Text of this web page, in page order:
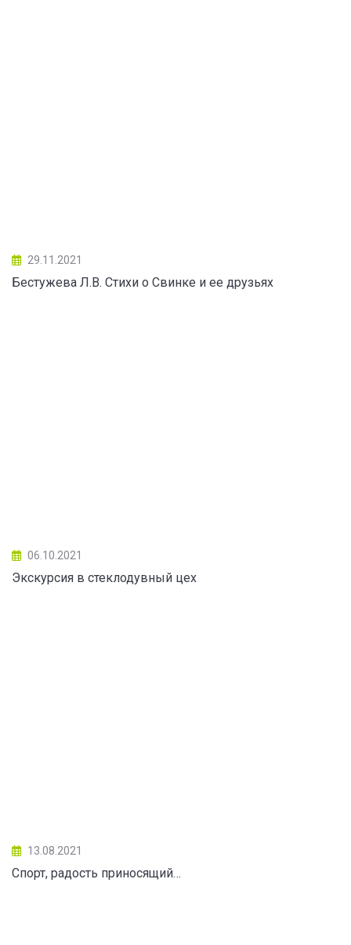
29.11.2021
Бестужева Л.В. Стихи о Свинке и ее друзьях
06.10.2021
Экскурсия в стеклодувный цех
13.08.2021
Спорт, радость приносящий…